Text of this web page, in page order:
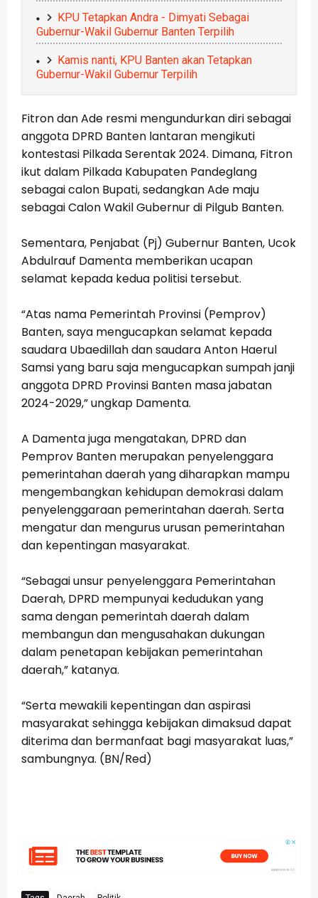
KPU Tetapkan Andra - Dimyati Sebagai
Gubernur-Wakil Gubernur Banten Terpilih
Kamis nanti, KPU Banten akan Tetapkan
Gubernur-Wakil Gubernur Terpilih
Fitron dan Ade resmi mengundurkan diri sebagai
anggota DPRD Banten lantaran mengikuti
kontestasi Pilkada Serentak 2024. Dimana, Fitron
ikut dalam Pilkada Kabupaten Pandeglang
sebagai calon Bupati, sedangkan Ade maju
sebagai Calon Wakil Gubernur di Pilgub Banten.
Sementara, Penjabat (Pj) Gubernur Banten, Ucok
Abdulrauf Damenta memberikan ucapan
selamat kepada kedua politisi tersebut.
“Atas nama Pemerintah Provinsi (Pemprov)
Banten, saya mengucapkan selamat kepada
saudara Ubaedillah dan saudara Anton Haerul
Samsi yang baru saja mengucapkan sumpah janji
anggota DPRD Provinsi Banten masa jabatan
2024-2029,” ungkap Damenta.
A Damenta juga mengatakan, DPRD dan
Pemprov Banten merupakan penyelenggara
pemerintahan daerah yang diharapkan mampu
mengembangkan kehidupan demokrasi dalam
penyelenggaraan pemerintahan daerah. Serta
mengatur dan mengurus urusan pemerintahan
dan kepentingan masyarakat.
“Sebagai unsur penyelenggara Pemerintahan
Daerah, DPRD mempunyai kedudukan yang
sama dengan pemerintah daerah dalam
membangun dan mengusahakan dukungan
dalam penetapan kebijakan pemerintahan
daerah,” katanya.
“Serta mewakili kepentingan dan aspirasi
masyarakat sehingga kebijakan dimaksud dapat
diterima dan bermanfaat bagi masyarakat luas,”
sambungnya. (BN/Red)